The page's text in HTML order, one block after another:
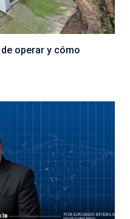
operar y cómo